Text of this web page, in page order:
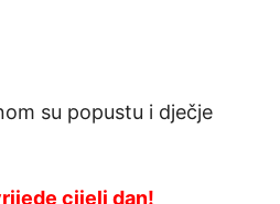
su popustu i dječje
cijeli dan!